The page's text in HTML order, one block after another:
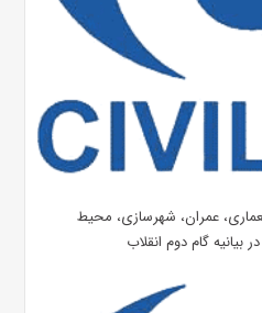
عمران، شهرسازی، محیط
گام دوم انقلاب